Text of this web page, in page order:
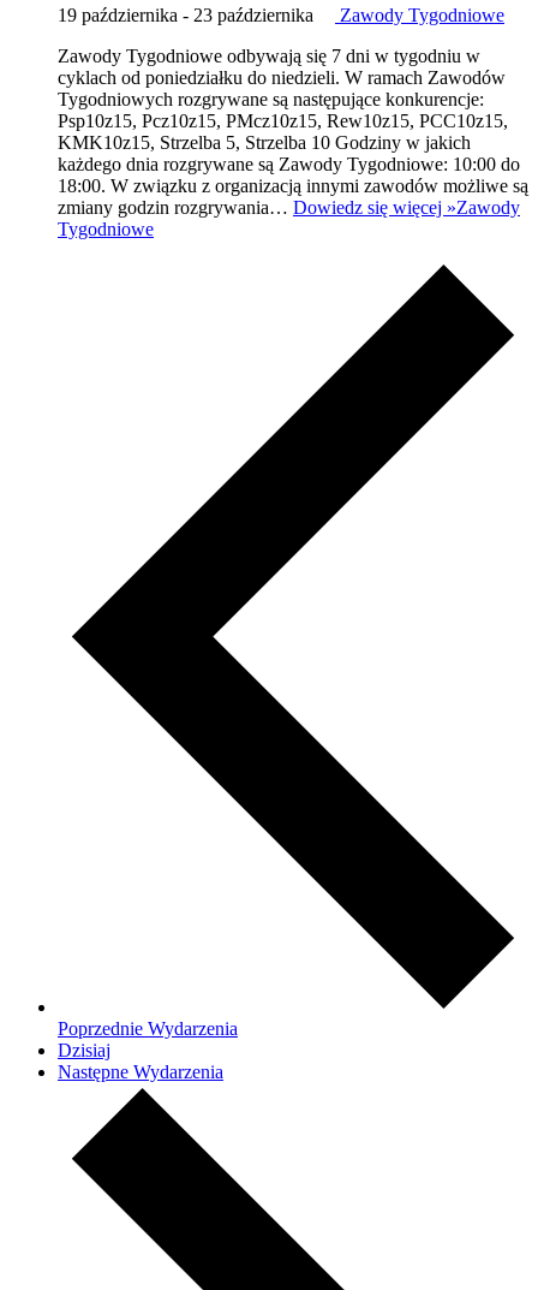
19 października - 23 października
Zawody Tygodniowe
Zawody Tygodniowe odbywają się 7 dni w tygodniu w
cyklach od poniedziałku do niedzieli. W ramach Zawodów
Tygodniowych rozgrywane są następujące konkurencje:
Psp10z15, Pcz10z15, PMcz10z15, Rew10z15, PCC10z15,
KMK10z15, Strzelba 5, Strzelba 10 Godziny w jakich
każdego dnia rozgrywane są Zawody Tygodniowe: 10:00 do
18:00. W związku z organizacją innymi zawodów możliwe są
zmiany godzin rozgrywania… Dowiedz się więcej »Zawody
Tygodniowe
Poprzednie Wydarzenia
Dzisiaj
Następne Wydarzenia